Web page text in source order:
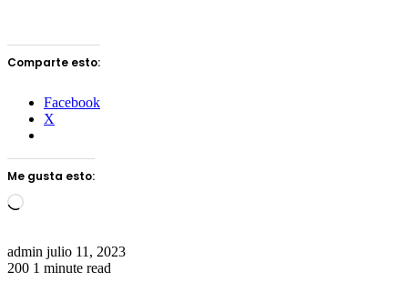
Comparte esto:
Facebook
X
Me gusta esto:
Loading…
admin Send
an
julio 11, 2023
200 1 minute read